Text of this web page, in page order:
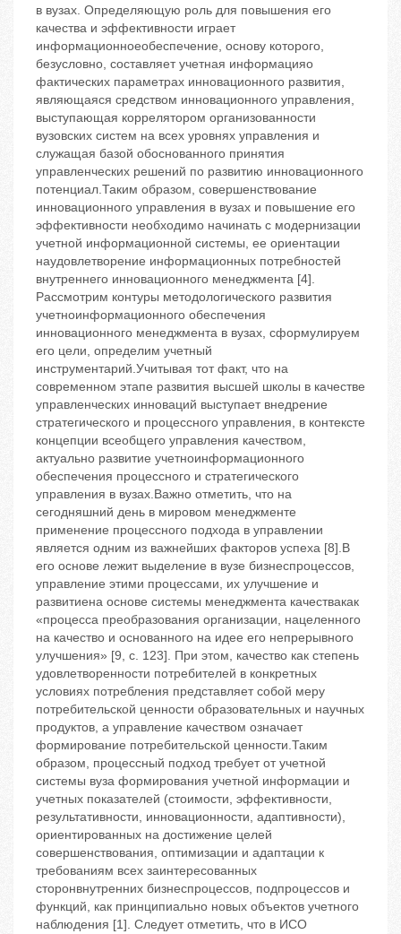
в вузах. Определяющую роль для повышения его
качества и эффективности играет
информационноеобеспечение, основу которого,
безусловно, составляет учетная информацияо
фактических параметрах инновационного развития,
являющаяся средством инновационного управления,
выступающая коррелятором организованности
вузовских систем на всех уровнях управления и
служащая базой обоснованного принятия
управленческих решений по развитию инновационного
потенциал.Таким образом, совершенствование
инновационного управления в вузах и повышение его
эффективности необходимо начинать с модернизации
учетной информационной системы, ее ориентации
наудовлетворение информационных потребностей
внутреннего инновационного менеджмента [4].
Рассмотрим контуры методологического развития
учетноинформационного обеспечения
инновационного менеджмента в вузах, сформулируем
его цели, определим учетный
инструментарий.Учитывая тот факт, что на
современном этапе развития высшей школы в качестве
управленческих инноваций выступает внедрение
стратегического и процессного управления, в контексте
концепции всеобщего управления качеством,
актуально развитие учетноинформационного
обеспечения процессного и стратегического
управления в вузах.Важно отметить, что на
сегодняшний день в мировом менеджменте
применение процессного подхода в управлении
является одним из важнейших факторов успеха [8].В
его основе лежит выделение в вузе бизнеспроцессов,
управление этими процессами, их улучшение и
развитиена основе системы менеджмента качествакак
«процесса преобразования организации, нацеленного
на качество и основанного на идее его непрерывного
улучшения» [9, с. 123]. При этом, качество как степень
удовлетворенности потребителей в конкретных
условиях потребления представляет собой меру
потребительской ценности образовательных и научных
продуктов, а управление качеством означает
формирование потребительской ценности.Таким
образом, процессный подход требует от учетной
системы вуза формирования учетной информации и
учетных показателей (стоимости, эффективности,
результативности, инновационности, адаптивности),
ориентированных на достижение целей
совершенствования, оптимизации и адаптации к
требованиям всех заинтересованных
сторонвнутренних бизнеспроцессов, подпроцессов и
функций, как принципиально новых объектов учетного
наблюдения [1]. Следует отметить, что в ИСО